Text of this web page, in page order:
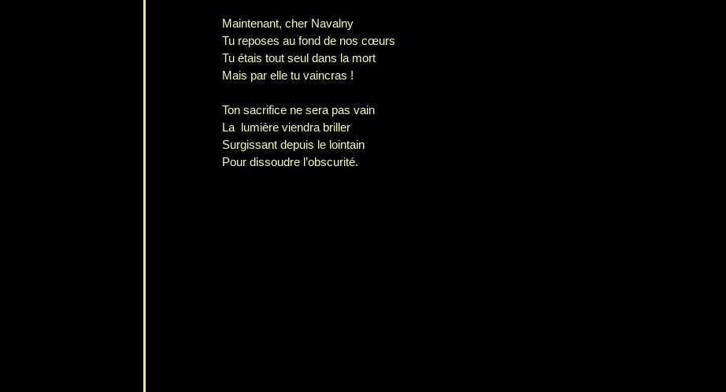
Maintenant, cher Navalny
Tu reposes au fond de nos cœurs
Tu étais tout seul dans la mort
Mais par elle tu vaincras !
Ton sacrifice ne sera pas vain
La  lumière viendra briller
Surgissant depuis le lointain
Pour dissoudre l’obscurité.